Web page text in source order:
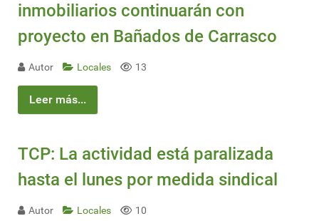
inmobiliarios continuarán con
proyecto en Bañados de Carrasco
Autor Locales 13
Leer más...
TCP: La actividad está paralizada
hasta el lunes por medida sindical
Autor Locales 10